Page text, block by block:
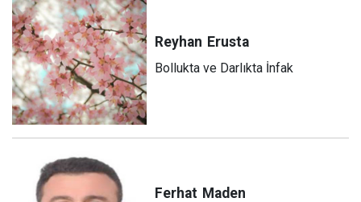
Reyhan Erusta
Bollukta ve Darlıkta İnfak
Ferhat Maden